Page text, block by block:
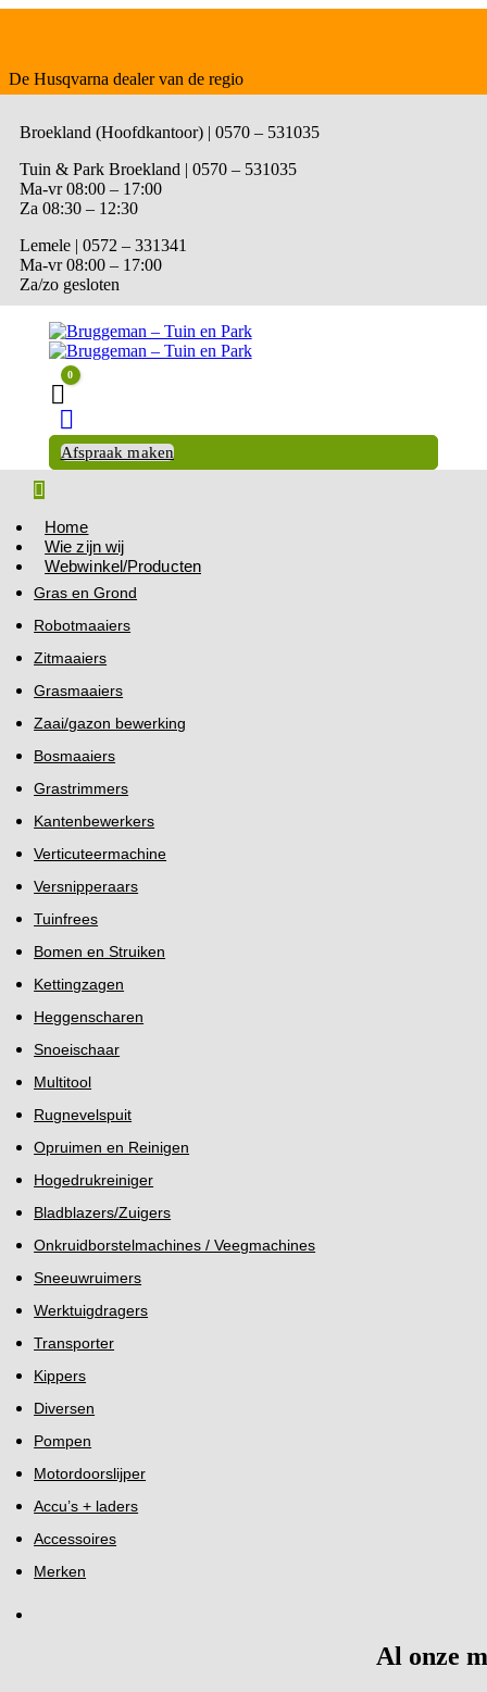
De Husqvarna dealer van de regio
Broekland (Hoofdkantoor) | 0570 – 531035
Tuin & Park Broekland | 0570 – 531035
Ma-vr 08:00 – 17:00
Za 08:30 – 12:30
Lemele | 0572 – 331341
Ma-vr 08:00 – 17:00
Za/zo gesloten
Winkelwagen
0
Afspraak maken
Home
Wie zijn wij
Webwinkel/Producten
Gras en Grond
Robotmaaiers
Zitmaaiers
Grasmaaiers
Zaai/gazon bewerking
Bosmaaiers
Grastrimmers
Kantenbewerkers
Verticuteermachine
Versnipperaars
Tuinfrees
Bomen en Struiken
Kettingzagen
Heggenscharen
Snoeischaar
Multitool
Rugnevelspuit
Opruimen en Reinigen
Hogedrukreiniger
Bladblazers/Zuigers
Onkruidborstelmachines / Veegmachines
Sneeuwruimers
Werktuigdragers
Transporter
Kippers
Diversen
Pompen
Motordoorslijper
Accu’s + laders
Accessoires
Merken
Al onze